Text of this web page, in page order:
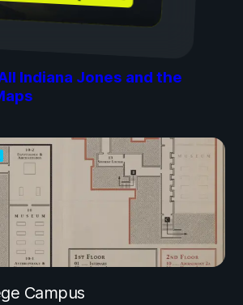
Indiana Jones and the
Campus